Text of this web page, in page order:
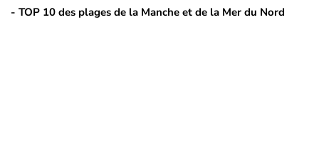
- TOP 10 des plages de la Manche et de la Mer du Nord